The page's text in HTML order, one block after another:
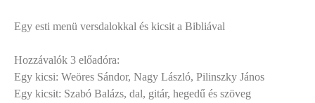
Egy esti menü versdalokkal és kicsit a Bibliával
Hozzávalók 3 előadóra:
Egy kicsi: Weöres Sándor, Nagy László, Pilinszky János
Egy kicsit: Szabó Balázs, dal, gitár, hegedű és szöveg